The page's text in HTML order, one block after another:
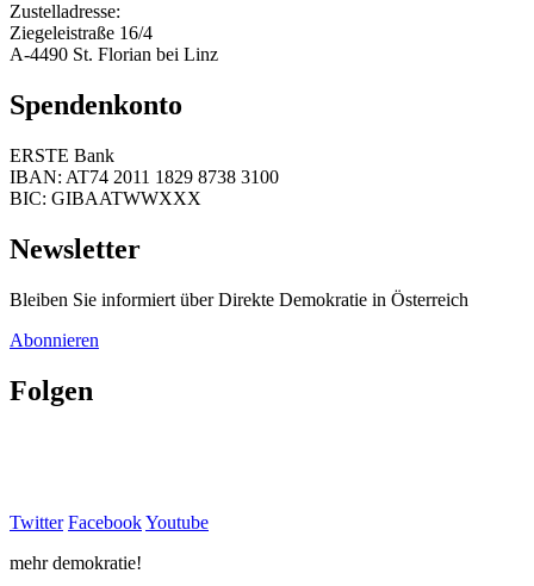
Zustelladresse:
Ziegeleistraße 16/4
A-4490 St. Florian bei Linz
Spendenkonto
ERSTE Bank
IBAN: AT74 2011 1829 8738 3100
BIC: GIBAATWWXXX
Newsletter
Bleiben Sie informiert über Direkte Demokratie in Österreich
Abonnieren
Folgen
Twitter FacebookYoutube
mehr demokratie!